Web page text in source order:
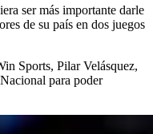
ser más importante darle
de su país en dos juegos
Sports, Pilar Velásquez,
para poder